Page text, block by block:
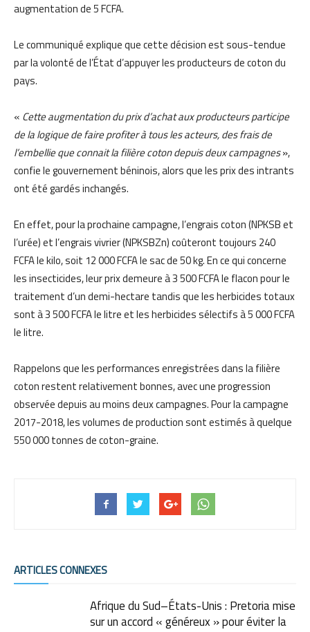
augmentation de 5 FCFA.
Le communiqué explique que cette décision est sous-tendue
par la volonté de l’État d’appuyer les producteurs de coton du
pays.
« Cette augmentation du prix d’achat aux producteurs participe
de la logique de faire profiter à tous les acteurs, des frais de
l’embellie que connait la filière coton depuis deux campagnes»,
confie le gouvernement béninois, alors que les prix des intrants
ont été gardés inchangés.
En effet, pour la prochaine campagne, l’engrais coton (NPKSB et
l’urée) et l’engrais vivrier (NPKSBZn) coûteront toujours 240
FCFA le kilo, soit 12 000 FCFA le sac de 50 kg. En ce qui concerne
les insecticides, leur prix demeure à 3 500 FCFA le flacon pour le
traitement d’un demi-hectare tandis que les herbicides totaux
sont à 3 500 FCFA le litre et les herbicides sélectifs à 5 000 FCFA
le litre.
Rappelons que les performances enregistrées dans la filière
coton restent relativement bonnes, avec une progression
observée depuis au moins deux campagnes. Pour la campagne
2017-2018, les volumes de production sont estimés à quelque
550 000 tonnes de coton-graine.
ARTICLES CONNEXES
Afrique du Sud–États-Unis : Pretoria mise
sur un accord « généreux » pour éviter la